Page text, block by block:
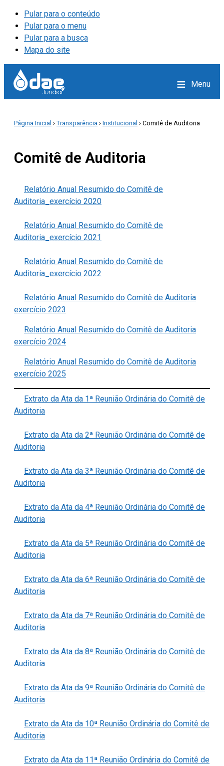
Pular para o conteúdo
Pular para o menu
Pular para a busca
Mapa do site
≡ Menu
Página Inicial › Transparência › Institucional › Comitê de Auditoria
Comitê de Auditoria
Relatório Anual Resumido do Comitê de
Auditoria_exercício 2020
Relatório Anual Resumido do Comitê de
Auditoria_exercício 2021
Relatório Anual Resumido do Comitê de
Auditoria_exercício 2022
Relatório Anual Resumido do Comitê de Auditoria
exercício 2023
Relatório Anual Resumido do Comitê de Auditoria
exercício 2024
Relatório Anual Resumido do Comitê de Auditoria
exercício 2025
Extrato da Ata da 1ª Reunião Ordinária do Comitê de
Auditoria
Extrato da Ata da 2ª Reunião Ordinária do Comitê de
Auditoria
Extrato da Ata da 3ª Reunião Ordinária do Comitê de
Auditoria
Extrato da Ata da 4ª Reunião Ordinária do Comitê de
Auditoria
Extrato da Ata da 5ª Reunião Ordinária do Comitê de
Auditoria
Extrato da Ata da 6ª Reunião Ordinária do Comitê de
Auditoria
Extrato da Ata da 7ª Reunião Ordinária do Comitê de
Auditoria
Extrato da Ata da 8ª Reunião Ordinária do Comitê de
Auditoria
Extrato da Ata da 9ª Reunião Ordinária do Comitê de
Auditoria
Extrato da Ata da 10ª Reunião Ordinária do Comitê de
Auditoria
Extrato da Ata da 11ª Reunião Ordinária do Comitê de